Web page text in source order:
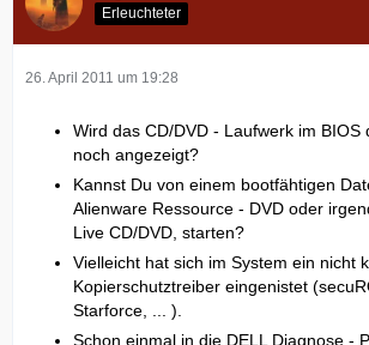
Erleuchteter
26. April 2011 um 19:28
Wird das CD/DVD - Laufwerk im BIOS
noch angezeigt?
Kannst Du von einem bootfähtigen
Alienware Ressource - DVD oder
Live CD/DVD, starten?
Vielleicht hat sich im System ein nicht
Kopierschutztreiber eingenistet
Starforce, ... ).
Schon einmal in die DELL Diagnose -